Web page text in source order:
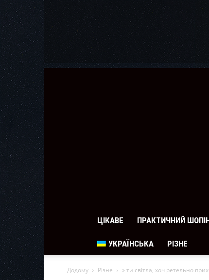
ЦІКАВЕ ПРАКТИЧНИЙ
УКРАЇНСЬКА РІЗНЕ
Додому Різне » ти світла, хоч ретельно